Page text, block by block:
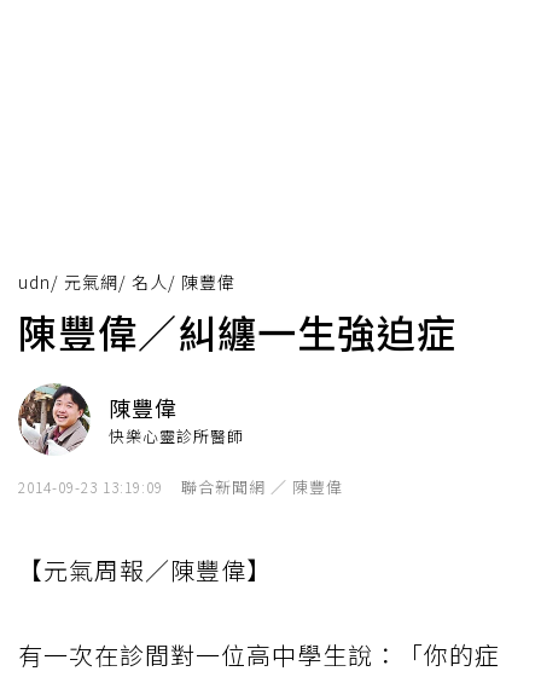
udn/ 元氣網/ 名人/ 陳豐偉
陳豐偉／糾纏一生強迫症
陳豐偉
快樂心靈診所醫師
2014-09-23 13:19:09 聯合新聞網 ／ 陳豐偉
【元氣周報／陳豐偉】
有一次在診間對一位高中學生說：「你的症